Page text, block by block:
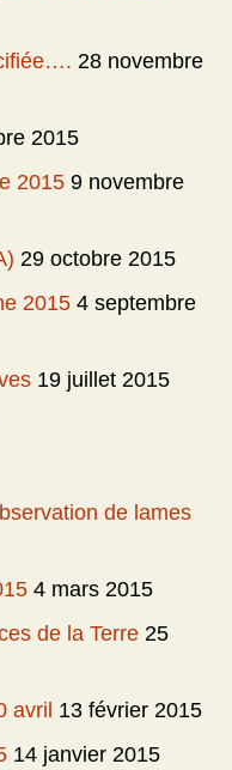
28 novembre
2015
2015 9 novembre
29 octobre 2015
2015 4 septembre
19 juillet 2015
de lames
4 mars 2015
de la Terre 25
avril 13 février 2015
14 janvier 2015